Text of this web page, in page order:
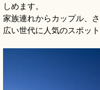
しめます。
家族連れからカップル、
広い世代に人気のスポット